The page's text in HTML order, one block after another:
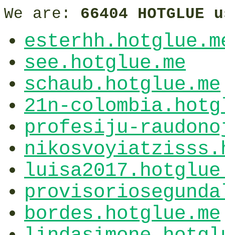
We are: 66404 HOTGLUE
see.hotglue.me
schaub.hotglue.me
21n-
profesiju-
bordes.hotglue.me